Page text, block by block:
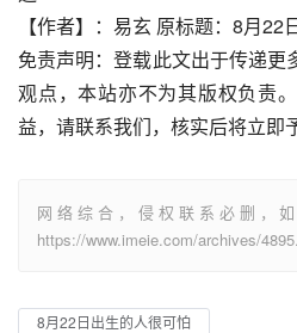
【作者】：易玄 原标题：8月
免责声明：登载此文出于传递更
观点，本站亦不为其版权负责
益，请联系我们，核实后将立即
网络综合，侵权联系必删，
https://www.imeie.com/archives/
8月22日出生的人很可怕